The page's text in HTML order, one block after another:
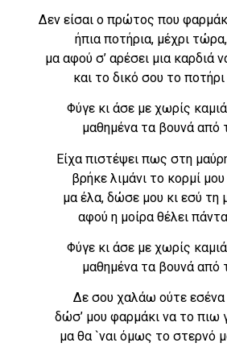
Δεν είσαι ο πρώτος που
ήπια ποτήρια, μέχρι
μα αφού σ’ αρέσει μια καρδιά
και το δικό σου το
Φύγε κι άσε με χωρίς
μαθημένα τα βουνά από
Είχα πιστέψει πως στη
βρήκε λιμάνι το κορμί
μα έλα, δώσε μου κι εσύ τη
αφού η μοίρα θέλει
Φύγε κι άσε με χωρίς
μαθημένα τα βουνά από
Δε σου χαλάω ούτε εσένα
δώσ’ μου φαρμάκι να το πιω
μα θα `ναι όμως το στερνό